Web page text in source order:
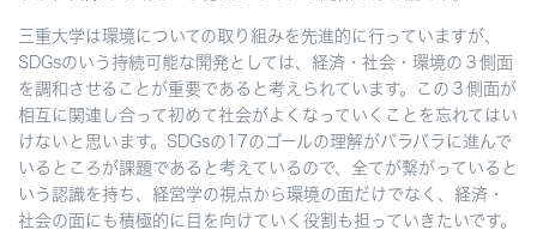
三重大学は環境についての取り組みを先進的に行っていますが、
SDGsのいう持続可能な開発としては、経済・社会・環境の３側面
を調和させることが重要であると考えられています。この３側面が
相互に関連し合って初めて社会がよくなっていくことを忘れてはい
けないと思います。SDGsの17のゴールの理解がバラバラに進んで
いるところが課題であると考えているので、全てが繋がっていると
いう認識を持ち、経営学の視点から環境の面だけでなく、経済・
社会の面にも積極的に目を向けていく役割も担っていきたいです。